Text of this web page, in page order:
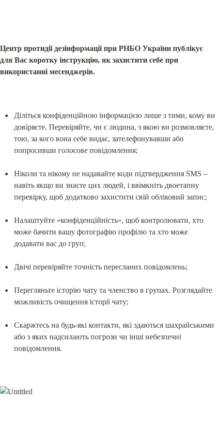
Центр протидії дезінформації при РНБО України публікує
для Вас коротку інструкцію, як захистити себе при
використанні месенджерів.
Діліться конфіденційною інформацією лише з тими, кому ви
довіряєте. Перевіряйте, чи є людина, з якою ви розмовляєте,
тою, за кого вона себе видає, зателефонувавши або
попросивши голосове повідомлення;
Ніколи та нікому не надавайте коди підтвердження SMS –
навіть якщо ви знаєте цих людей, і ввімкніть двоетапну
перевірку, щоб додатково захистити свій обліковий запис;
Налаштуйте «конфіденційність», щоб контролювати, хто
може бачити вашу фотографію профілю та хто може
додавати вас до груп;
Двічі перевіряйте точність пересланих повідомлень;
Перегляньте історію чату та членство в групах. Розглядайте
можливість очищення історії чату;
Скаржтесь на будь-які контакти, які здаються шахрайськими
або з яких надсилають погрози чи інші небезпечні
повідомлення.